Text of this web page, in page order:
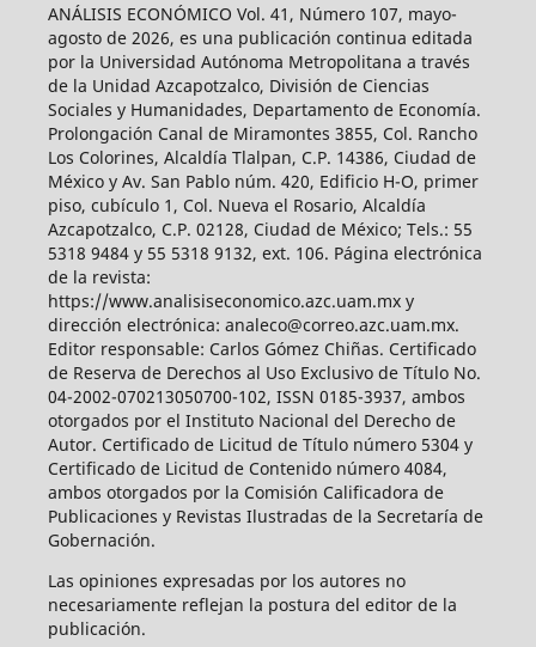
ANÁLISIS ECONÓMICO Vol. 41, Número 107, mayo-
agosto de 2026, es una publicación continua editada
por la Universidad Autónoma Metropolitana a través
de la Unidad Azcapotzalco, División de Ciencias
Sociales y Humanidades, Departamento de Economía.
Prolongación Canal de Miramontes 3855, Col. Rancho
Los Colorines, Alcaldía Tlalpan, C.P. 14386, Ciudad de
México y Av. San Pablo núm. 420, Edificio H-O, primer
piso, cubículo 1, Col. Nueva el Rosario, Alcaldía
Azcapotzalco, C.P. 02128, Ciudad de México; Tels.: 55
5318 9484 y 55 5318 9132, ext. 106. Página electrónica
de la revista:
https://www.analisiseconomico.azc.uam.mx y
dirección electrónica: analeco@correo.azc.uam.mx.
Editor responsable: Carlos Gómez Chiñas. Certificado
de Reserva de Derechos al Uso Exclusivo de Título No.
04-2002-070213050700-102, ISSN 0185-3937, ambos
otorgados por el Instituto Nacional del Derecho de
Autor. Certificado de Licitud de Título número 5304 y
Certificado de Licitud de Contenido número 4084,
ambos otorgados por la Comisión Calificadora de
Publicaciones y Revistas Ilustradas de la Secretaría de
Gobernación.
Las opiniones expresadas por los autores no
necesariamente reflejan la postura del editor de la
publicación.